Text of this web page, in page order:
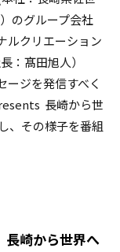
のグループ会社
ルクリエーション
：髙田旭人）
ージを発信すべく
長崎から世
、その様子を番組
崎から世界へ